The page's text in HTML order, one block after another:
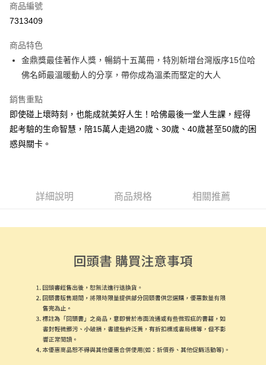
超商取貨付款
Apple Pay
街口支付
悠遊付
ATM付款
每筆NT$50，滿NT$499(含以上)免運費
每筆NT$60，滿NT$799(含以上)免運費
付款後7-11取貨
每筆NT$60，滿NT$799(含以上)免運費
每筆NT$70，滿NT$799(含以上)免運費
商品編號
7313409
商品特色
金鼎獎最佳著作人獎，暢銷十五萬冊，特別新增台灣版序15位哈
佛名師最溫暖動人的分享，帶你成為溫柔而堅定的大人
銷售重點
即使碰上壞時刻，也能成就美好人生！哈佛最後一堂人生課，經得
起考驗的生命智慧，陪15萬人走過20歲、30歲、40歲甚至50歲的困
惑與關卡。
詳細說明 商品規格 相關推薦